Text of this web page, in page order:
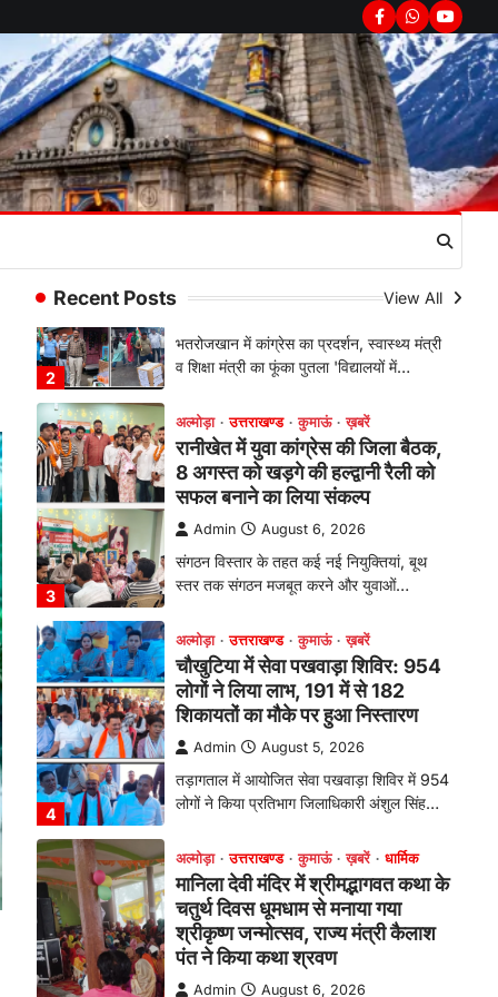
Facebook
Whatsapp
Recent Posts View All
2
Admin August 6, 2026
भतरोजखान में कांग्रेस का प्रदर्शन, स्वास्थ्य मंत्री
व शिक्षा मंत्री का फूंका पुतला 'विद्यालयों में…
3
अल्मोड़ा उत्तराखण्ड कुमाऊं ख़बरें
रानीखेत में युवा कांग्रेस की जिला बैठक,
8 अगस्त को खड़गे की हल्द्वानी रैली को
संगठन विस्तार के तहत कई नई नियुक्तियां, बूथ
4
अल्मोड़ा उत्तराखण्ड कुमाऊं ख़बरें
लोगों ने लिया लाभ, 191 में से 182
शिकायतों का मौके पर हुआ निस्तारण
Admin August 5, 2026
लोगों ने किया प्रतिभाग जिलाधिकारी अंशुल सिंह…
1
अल्मोड़ा उत्तराखण्ड कुमाऊं ख़बरें धार्मिक
चतुर्थ दिवस धूमधाम से मनाया गया
श्रीकृष्ण जन्मोत्सव, राज्य मंत्री कैलाश
पंत ने किया कथा श्रवण
Admin August 6, 2026
रानीखेत। मानिला देवी मंदिर, कमराड़/विनायक क्षेत्र
में आयोजित श्रीमद्भागवत कथा के चतुर्थ दिवस
गुरुवार को…
अल्मोड़ा उत्तराखण्ड कुमाऊं ख़बरें
रानीखेत में शिक्षा-स्वास्थ्य व्यवस्था पर
फूटा कांग्रेस का गुस्सा, मंत्री और
सरकार का पुतला फूंका
Admin August 6, 2026